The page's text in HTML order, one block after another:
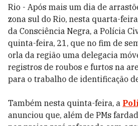
Rio - Após mais um dia de
zona sul do Rio, nesta quarta-
da Consciência Negra, a Polícia
quinta-feira, 21, que no fim de
orla da região uma delegacia
registros de roubos e furtos na
para o trabalho de identificação
Também nesta quinta-feira, a
anunciou que, além de PMs